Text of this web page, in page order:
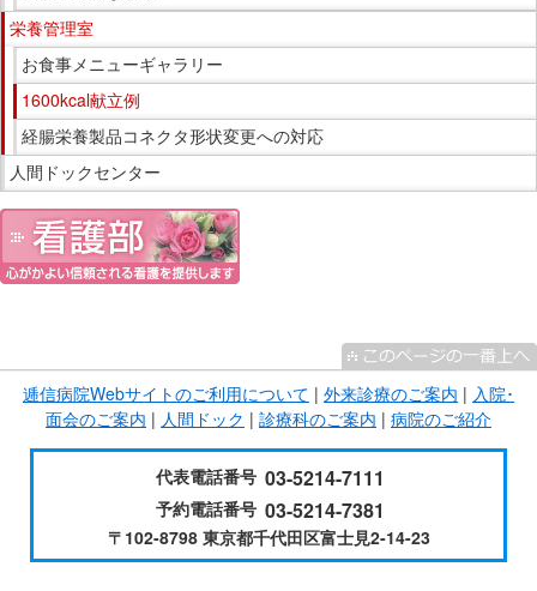
ー
で
す。
栄養管理室
お食事メニューギャラリー
1600kcal献立例
経腸栄養製品コネクタ形状変更への対応
人間ドックセンター
ま逓信病院Webサイトのご利用について | 外来診療のご案内 | 入院･
面会のご案内 | 人間ドック | 診療科のご案内 | 病院のご紹介
代表電話番号 03-5214-7111
予約電話番号 03-5214-7381
〒102-8798 東京都千代田区富士見2-14-23